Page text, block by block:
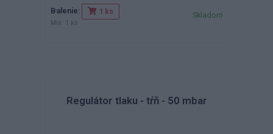
Balenie: 1 ks
Min. 1 ks
Skladom
Regulátor tlaku - tŕň - 50 mbar